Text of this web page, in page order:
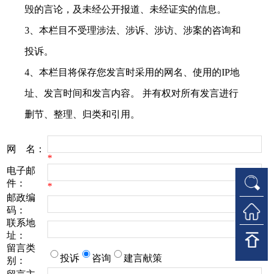
毁的言论，及未经公开报道、未经证实的信息。
3、本栏目不受理涉法、涉诉、涉访、涉案的咨询和
投诉。
4、本栏目将保存您发言时采用的网名、使用的IP地
址、发言时间和发言内容。 并有权对所有发言进行
删节、整理、归类和引用。